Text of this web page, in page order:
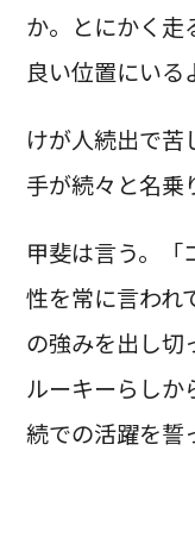
か。とにかく走
良い位置にいる
けが人続出で苦
手が続々と名乗
甲斐は言う。「
性を常に言われ
の強みを出し切
ルーキーらしか
続での活躍を誓